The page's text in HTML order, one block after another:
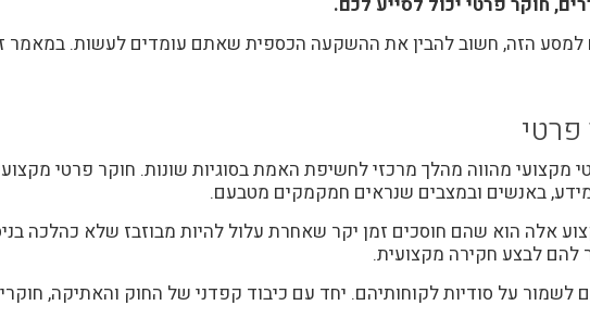
למסע הזה, חשוב להבין את ההשקעה הכספית שאתם עומדים לעשות. במאמר
מהווה מהלך מרכזי לחשיפת האמת בסוגיות שונות. חוקר פרטי
מידע, באנשים ובמצבים שנראים חמקמקים מטבעם.
אלה הוא שהם חוסכים זמן יקר שאחרת עלול להיות מבוזבז שלא כהלכה
לבצע חקירה מקצועית.
לשמור על סודיות לקוחותיהם. יחד עם כיבוד קפדני של החוק והאתיקה,